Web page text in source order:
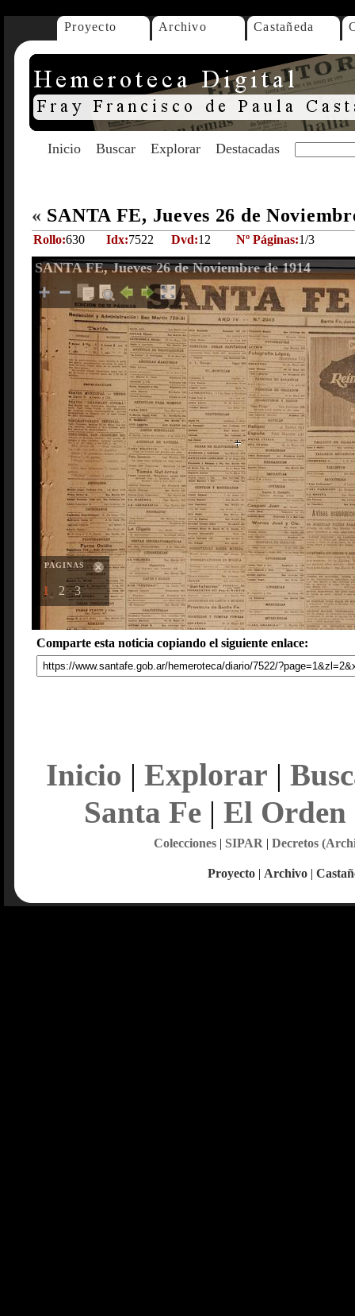
Proyecto Archivo Castañeda
Inicio Buscar Explorar Destacadas
« SANTA FE, Jueves 26 de
Rollo:630 Idx:7522 Dvd:12 Nº Páginas:1/3
SANTA FE, Jueves 26 de Noviembre de 1914
PAGINAS
1 2 3
Comparte esta noticia copiando el siguiente enlace:
Inicio | Explorar |
Santa Fe| El Orden
Colecciones| SIPAR | Decretos
Proyecto | Archivo |